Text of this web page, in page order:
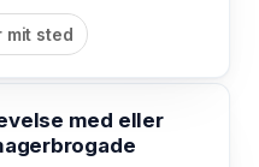
mit sted
med eller